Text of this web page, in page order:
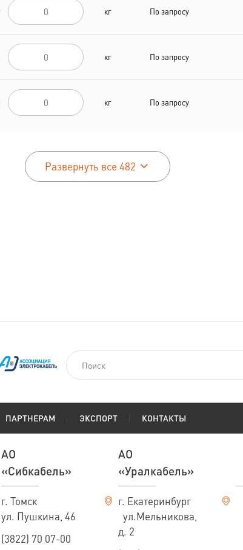
кг По запросу
кг По запросу
кг По запросу
Развернуть все 482
ПАРТНЕРАМ ЭКСПОРТ КОНТАКТЫ
АО
«Сибкабель»
г. Томск
ул. Пушкина, 46
(3822) 70 07-00
АО
«Уралкабель»
г. Екатеринбург
ул.Мельникова,
д. 2